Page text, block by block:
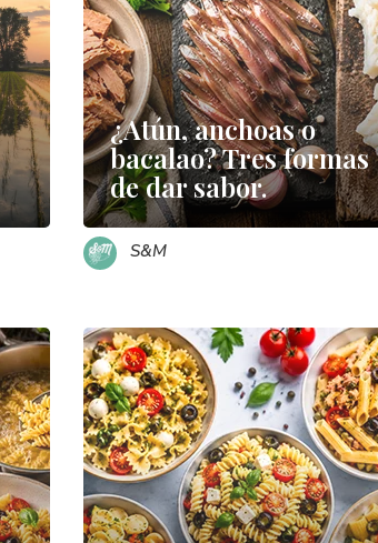
¿Atún, anchoas o
bacalao? Tres formas
de dar sabor.
S&M